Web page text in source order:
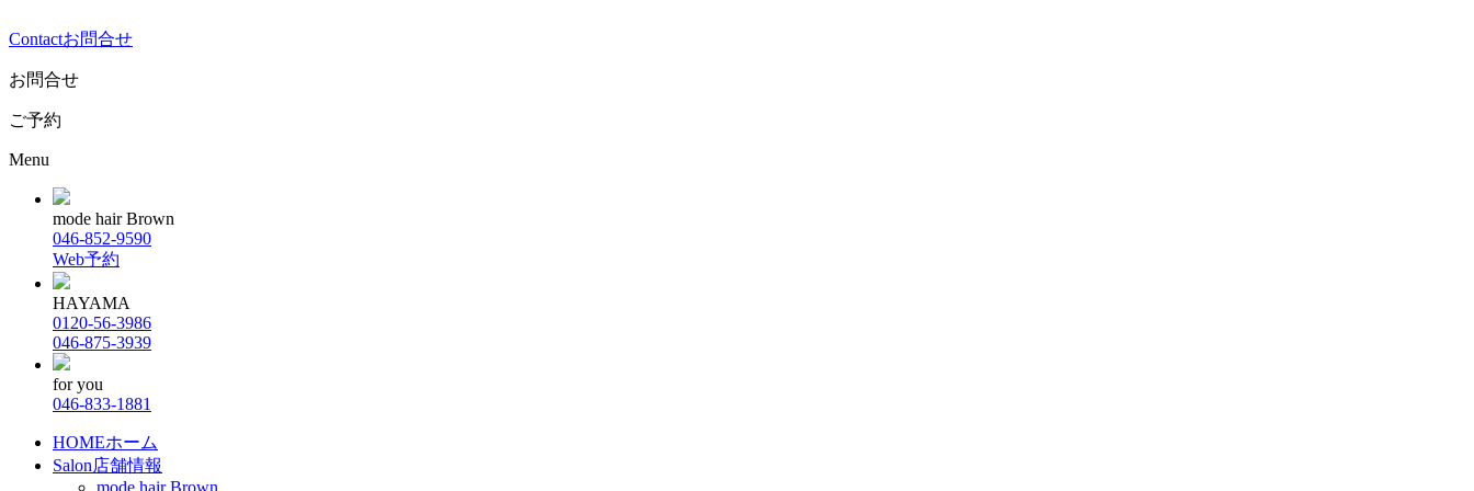
Contactお問合せ
お問合せ
ご予約
Menu
mode hair Brown
046-852-9590
Web予約
HAYAMA
0120-56-3986
046-875-3939
for you
046-833-1881
HOMEホーム
Salon店舗情報
mode hair Brown